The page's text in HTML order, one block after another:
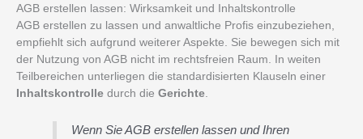
AGB erstellen lassen: Wirksamkeit und Inhaltskontrolle
AGB erstellen zu lassen und anwaltliche Profis einzubeziehen,
empfiehlt sich aufgrund weiterer Aspekte. Sie bewegen sich mit
der Nutzung von AGB nicht im rechtsfreien Raum. In weiten
Teilbereichen unterliegen die standardisierten Klauseln einer
Inhaltskontrolle durch die Gerichte.
Wenn Sie AGB erstellen lassen und Ihren